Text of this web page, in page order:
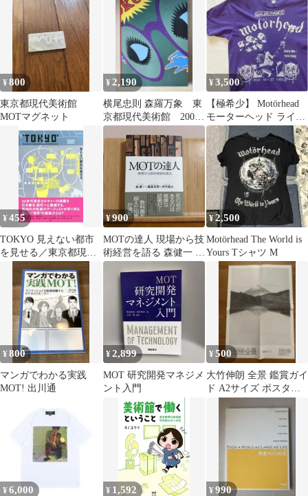
¥800
東京都現代美術館
MOTマグネット
¥ 2,190
横尾忠則 森羅万象 東
京都現代美術館 2002
年 図録
¥3,500
【極希少】 Motörhead
モーターヘッド ライブ
フライヤーTシャツ M
¥455
TOKYO 見えない都市
を見せる／東京都現代
¥900
MOTの達人 現場から技
術経営を語る 森健一 鶴
島克明 伊丹敬之
¥2,500
Motörhead The World is
Yours Tシャツ M
¥800
マンガでわかる実践
MOT! 出川通
¥2,899
MOT 研究開発マネジメ
ント入門
¥500
大竹伸朗 全景 鑑賞ガイ
ド A2サイズ ポスター
¥ 6,000 ¥ 1,592 ¥990